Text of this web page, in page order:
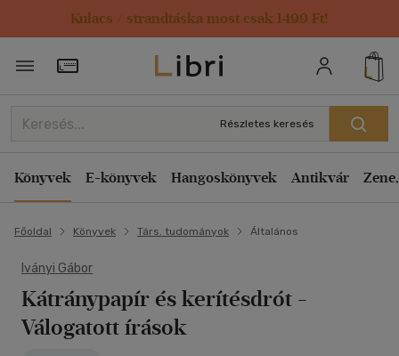
Kulacs / strandtáska most csak 1499 Ft!
Törzsvásárlói Kártya adatai
Részletes keresés
Könyvek E-könyvek Hangoskönyvek Antikvár
Főoldal Könyvek Társ. tudományok Általános
Iványi Gábor
Kátránypapír és kerítésdrót -
Válogatott írások